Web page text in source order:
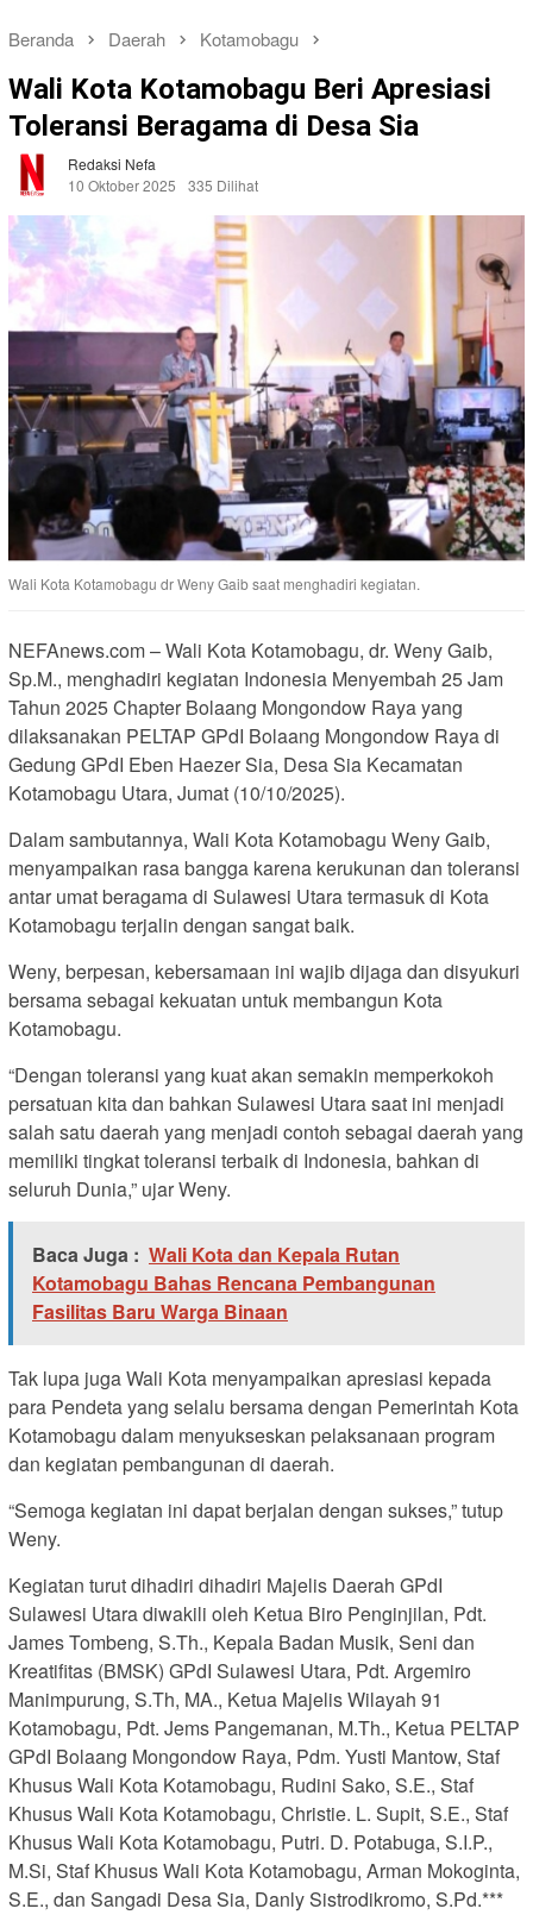
Beranda Daerah Kotamobagu
Wali Kota Kotamobagu Beri Apresiasi
Toleransi Beragama di Desa Sia
Redaksi Nefa
10 Oktober 2025
335 Dilihat
Wali Kota Kotamobagu dr Weny Gaib saat menghadiri kegiatan.
NEFAnews.com – Wali Kota Kotamobagu, dr. Weny Gaib,
Sp.M., menghadiri kegiatan Indonesia Menyembah 25 Jam
Tahun 2025 Chapter Bolaang Mongondow Raya yang
dilaksanakan PELTAP GPdI Bolaang Mongondow Raya di
Gedung GPdI Eben Haezer Sia, Desa Sia Kecamatan
Kotamobagu Utara, Jumat (10/10/2025).
Dalam sambutannya, Wali Kota Kotamobagu Weny Gaib,
menyampaikan rasa bangga karena kerukunan dan toleransi
antar umat beragama di Sulawesi Utara termasuk di Kota
Kotamobagu terjalin dengan sangat baik.
Weny, berpesan, kebersamaan ini wajib dijaga dan disyukuri
bersama sebagai kekuatan untuk membangun Kota
Kotamobagu.
“Dengan toleransi yang kuat akan semakin memperkokoh
persatuan kita dan bahkan Sulawesi Utara saat ini menjadi
salah satu daerah yang menjadi contoh sebagai daerah yang
memiliki tingkat toleransi terbaik di Indonesia, bahkan di
seluruh Dunia,” ujar Weny.
Baca Juga : Wali Kota dan Kepala Rutan
Kotamobagu Bahas Rencana Pembangunan
Fasilitas Baru Warga Binaan
Tak lupa juga Wali Kota menyampaikan apresiasi kepada
para Pendeta yang selalu bersama dengan Pemerintah Kota
Kotamobagu dalam menyukseskan pelaksanaan program
dan kegiatan pembangunan di daerah.
“Semoga kegiatan ini dapat berjalan dengan sukses,” tutup
Weny.
Kegiatan turut dihadiri dihadiri Majelis Daerah GPdI
Sulawesi Utara diwakili oleh Ketua Biro Penginjilan, Pdt.
James Tombeng, S.Th., Kepala Badan Musik, Seni dan
Kreatifitas (BMSK) GPdI Sulawesi Utara, Pdt. Argemiro
Manimpurung, S.Th, MA., Ketua Majelis Wilayah 91
Kotamobagu, Pdt. Jems Pangemanan, M.Th., Ketua PELTAP
GPdI Bolaang Mongondow Raya, Pdm. Yusti Mantow, Staf
Khusus Wali Kota Kotamobagu, Rudini Sako, S.E., Staf
Khusus Wali Kota Kotamobagu, Christie. L. Supit, S.E., Staf
Khusus Wali Kota Kotamobagu, Putri. D. Potabuga, S.I.P.,
M.Si, Staf Khusus Wali Kota Kotamobagu, Arman Mokoginta,
S.E., dan Sangadi Desa Sia, Danly Sistrodikromo, S.Pd.***